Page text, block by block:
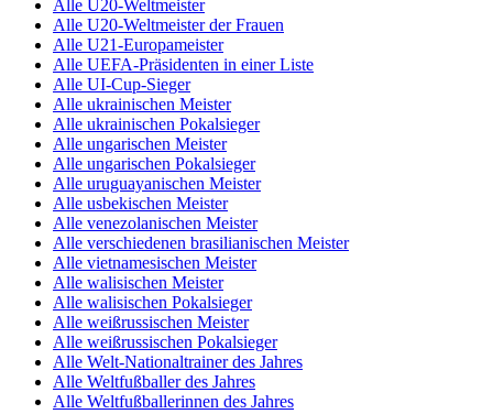
Alle U20-Weltmeister
Alle U20-Weltmeister der Frauen
Alle U21-Europameister
Alle UEFA-Präsidenten in einer Liste
Alle UI-Cup-Sieger
Alle ukrainischen Meister
Alle ukrainischen Pokalsieger
Alle ungarischen Meister
Alle ungarischen Pokalsieger
Alle uruguayanischen Meister
Alle usbekischen Meister
Alle venezolanischen Meister
Alle verschiedenen brasilianischen Meister
Alle vietnamesischen Meister
Alle walisischen Meister
Alle walisischen Pokalsieger
Alle weißrussischen Meister
Alle weißrussischen Pokalsieger
Alle Welt-Nationaltrainer des Jahres
Alle Weltfußballer des Jahres
Alle Weltfußballerinnen des Jahres